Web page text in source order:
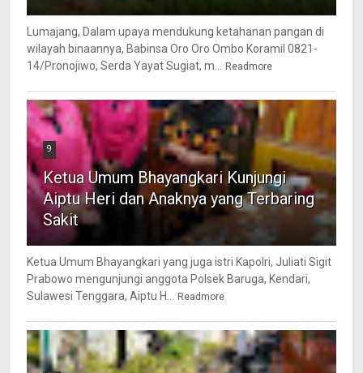
Lumajang, Dalam upaya mendukung ketahanan pangan di
wilayah binaannya, Babinsa Oro Oro Ombo Koramil 0821-
14/Pronojiwo, Serda Yayat Sugiat, m...
Readmore
9
Ketua Umum Bhayangkari Kunjungi
Aiptu Heri dan Anaknya yang Terbaring
Sakit
Ketua Umum Bhayangkari yang juga istri Kapolri, Juliati Sigit
Prabowo mengunjungi anggota Polsek Baruga, Kendari,
Sulawesi Tenggara, Aiptu H...
Readmore